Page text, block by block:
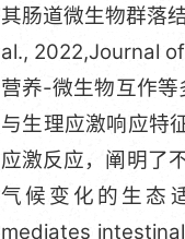
其肠道微生物群落
al., 2022,Journal
营养-微生物互作等
与生理应激响应特
应激反应，阐明了
气候变化的生态
mediates